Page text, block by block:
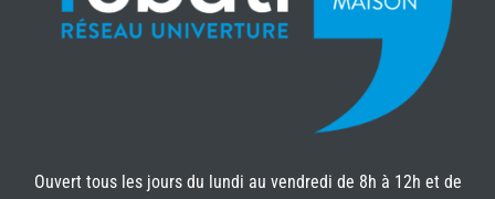
Ouvert tous les jours du lundi au vendredi de 8h à 12h et de